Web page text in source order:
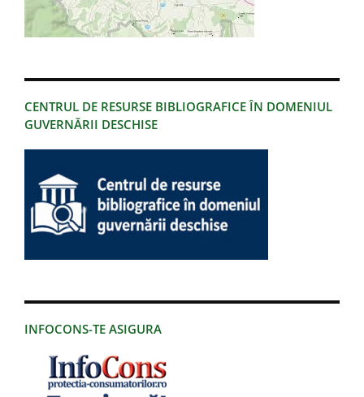
CENTRUL DE RESURSE BIBLIOGRAFICE ÎN DOMENIUL
GUVERNĂRII DESCHISE
INFOCONS-TE ASIGURA